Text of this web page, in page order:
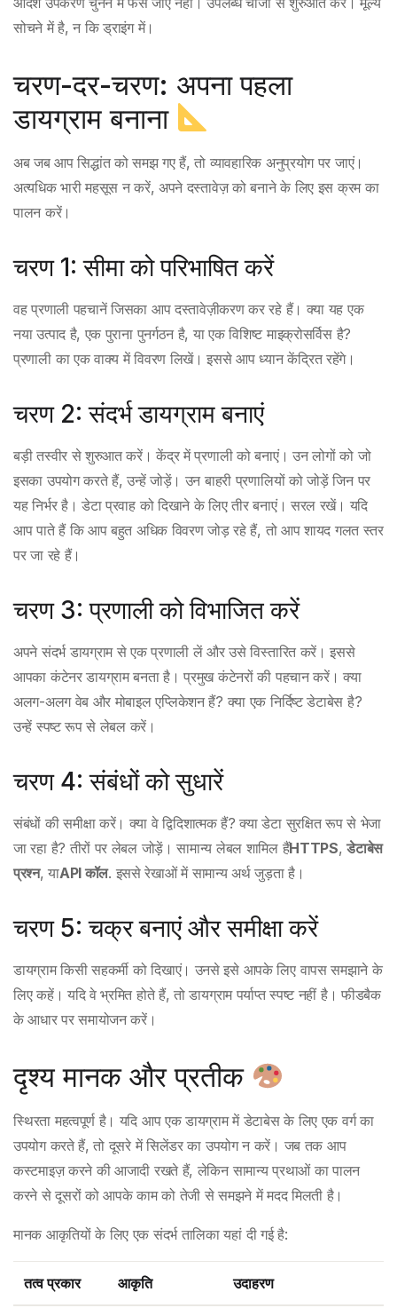
सोचने में है, न कि ड्राइंग में।
चरण-दर-चरण: अपना पहला
डायग्राम बनाना
अब जब आप सिद्धांत को समझ गए हैं, तो व्यावहारिक अनुप्रयोग पर जाएं।
अत्यधिक भारी महसूस न करें, अपने दस्तावेज़ को बनाने के लिए इस क्रम का
पालन करें।
चरण 1: सीमा को परिभाषित करें
वह प्रणाली पहचानें जिसका आप दस्तावेज़ीकरण कर रहे हैं। क्या यह एक
नया उत्पाद है, एक पुराना पुनर्गठन है, या एक विशिष्ट माइक्रोसर्विस है?
प्रणाली का एक वाक्य में विवरण लिखें। इससे आप ध्यान केंद्रित रहेंगे।
चरण 2: संदर्भ डायग्राम बनाएं
बड़ी तस्वीर से शुरुआत करें। केंद्र में प्रणाली को बनाएं। उन लोगों को जो
इसका उपयोग करते हैं, उन्हें जोड़ें। उन बाहरी प्रणालियों को जोड़ें जिन पर
यह निर्भर है। डेटा प्रवाह को दिखाने के लिए तीर बनाएं। सरल रखें। यदि
आप पाते हैं कि आप बहुत अधिक विवरण जोड़ रहे हैं, तो आप शायद गलत स्तर
पर जा रहे हैं।
चरण 3: प्रणाली को विभाजित करें
अपने संदर्भ डायग्राम से एक प्रणाली लें और उसे विस्तारित करें। इससे
आपका कंटेनर डायग्राम बनता है। प्रमुख कंटेनरों की पहचान करें। क्या
अलग-अलग वेब और मोबाइल एप्लिकेशन हैं? क्या एक निर्दिष्ट डेटाबेस है?
उन्हें स्पष्ट रूप से लेबल करें।
चरण 4: संबंधों को सुधारें
संबंधों की समीक्षा करें। क्या वे द्विदिशात्मक हैं? क्या डेटा सुरक्षित रूप से भेजा
जा रहा है? तीरों पर लेबल जोड़ें। सामान्य लेबल शामिल हैंHTTPS,डेटाबेस
प्रश्न, याAPI कॉल. इससे रेखाओं में सामान्य अर्थ जुड़ता है।
चरण 5: चक्र बनाएं और समीक्षा करें
डायग्राम किसी सहकर्मी को दिखाएं। उनसे इसे आपके लिए वापस समझाने के
लिए कहें। यदि वे भ्रमित होते हैं, तो डायग्राम पर्याप्त स्पष्ट नहीं है। फीडबैक
के आधार पर समायोजन करें।
दृश्य मानक और प्रतीक
स्थिरता महत्वपूर्ण है। यदि आप एक डायग्राम में डेटाबेस के लिए एक वर्ग का
उपयोग करते हैं, तो दूसरे में सिलेंडर का उपयोग न करें। जब तक आप
कस्टमाइज़ करने की आजादी रखते हैं, लेकिन सामान्य प्रथाओं का पालन
करने से दूसरों को आपके काम को तेजी से समझने में मदद मिलती है।
मानक आकृतियों के लिए एक संदर्भ तालिका यहां दी गई है:
तत्व प्रकार आकृति उदाहरण